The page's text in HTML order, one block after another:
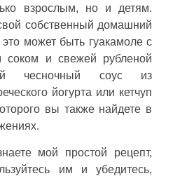
взрослым, но и детям.
собственный домашний
это может быть гуакамоле с
соком и свежей рубленой
чесночный соус из
йогурта или кетчуп
вы также найдете в
мой простой рецепт,
им и убедитесь,